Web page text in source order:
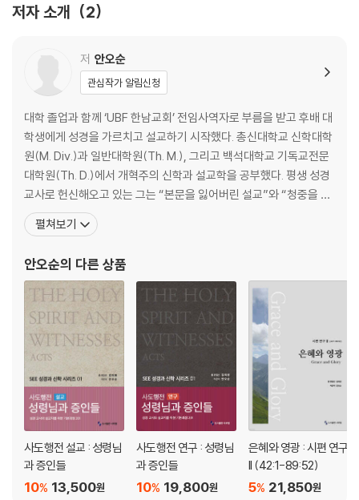
화목제물 (3:19-31)
제6강
우리도 위함이니 (4:1-25)
제7강
신자가 누리는 특권 (5:1-21)
제8강
하나님께 드리라 (6:1-23)
제9강
누가 나를 건져내랴 (7:1-25)
제10강
영의 생각 (8:1-17)
제11강
끊을 수 없으리라 (8:18-39)
제12강
하나님의 참 백성 (9:1-29)
저자 소개 2
저 안오순
관심작가 알림신청
대학 졸업과 함께 ‘UBF 한남교회’ 전임사역자로 부름을 받고 후배 대
학생에게 성경을 가르치고 설교하기 시작했다. 총신대학교 신학대학
원(M. Div.)과 일반대학원(Th. M.), 그리고 백석대학교 기독교전문
대학원(Th. D.)에서 개혁주의 신학과 설교학을 공부했다. 평생 성경
교사로 헌신해오고 있는 그는 “본문을 잃어버린 설교”와 “청중을 잃
어버린 설교”에 안타까움을 느끼고 ‘어떻게 하면 성경 본문의 의미를
바르게 찾아서 오늘의 청중에게 적실하게 적용하여 들리는 설교를 할
avid Pastoral Educati
펼쳐보기
안오순의 다른 상품
사도행전 설교 : 성령님
과 증인들
13,500원
10%
사도행전 연구 : 성령님
과 증인들
19,800원
10%
은혜와 영광 : 시편 연구
II (42:1-89:52)
21,850원
5%